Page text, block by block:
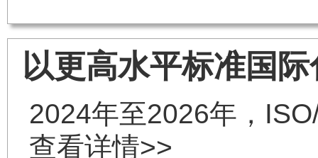
以更高水平标准国
2024年至2026年，
查看详情>>